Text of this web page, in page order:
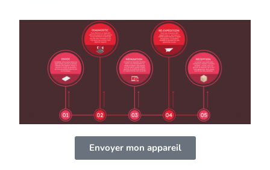
Envoyer mon appareil